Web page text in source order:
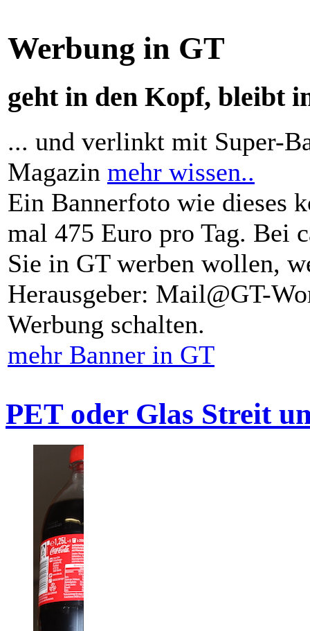
Werbung in GT
geht in den Kopf, bleibt
... und verlinkt mit Super-
Magazin mehr wissen..
Ein Bannerfoto wie dieses
mal 475 Euro pro Tag. Bei
Sie in GT werben wollen,
Herausgeber: Mail@GT-
Werbung schalten.
mehr Banner in GT
PET oder Glas Streit